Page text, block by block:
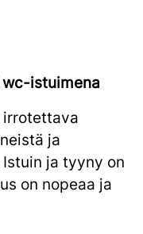
istuimena
irrotettava
ja
ja tyyny on
on nopeaa ja